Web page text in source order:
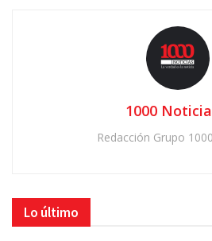
1000
Redacción Grupo
Lo último